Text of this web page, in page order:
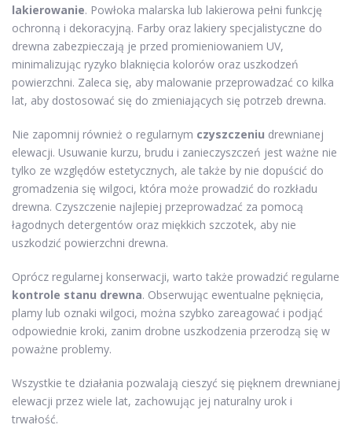
lakierowanie. Powłoka malarska lub lakierowa pełni funkcję
ochronną i dekoracyjną. Farby oraz lakiery specjalistyczne do
drewna zabezpieczają je przed promieniowaniem UV,
minimalizując ryzyko blaknięcia kolorów oraz uszkodzeń
powierzchni. Zaleca się, aby malowanie przeprowadzać co kilka
lat, aby dostosować się do zmieniających się potrzeb drewna.
Nie zapomnij również o regularnym czyszczeniu drewnianej
elewacji. Usuwanie kurzu, brudu i zanieczyszczeń jest ważne nie
tylko ze względów estetycznych, ale także by nie dopuścić do
gromadzenia się wilgoci, która może prowadzić do rozkładu
drewna. Czyszczenie najlepiej przeprowadzać za pomocą
łagodnych detergentów oraz miękkich szczotek, aby nie
uszkodzić powierzchni drewna.
Oprócz regularnej konserwacji, warto także prowadzić regularne
kontrole stanu drewna. Obserwując ewentualne pęknięcia,
plamy lub oznaki wilgoci, można szybko zareagować i podjąć
odpowiednie kroki, zanim drobne uszkodzenia przerodzą się w
poważne problemy.
Wszystkie te działania pozwalają cieszyć się pięknem drewnianej
elewacji przez wiele lat, zachowując jej naturalny urok i
trwałość.